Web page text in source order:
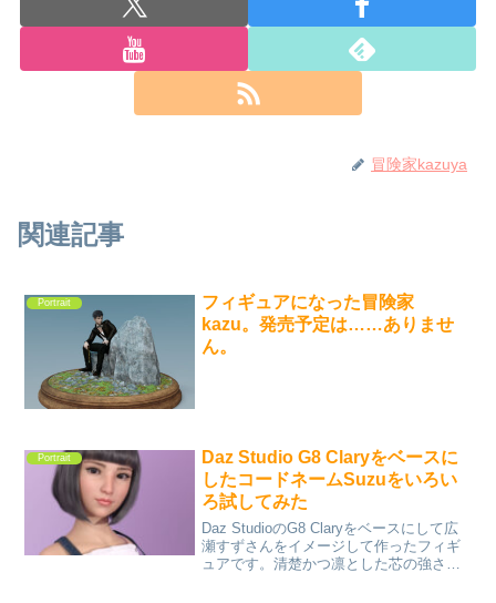
冒険家kazuya
関連記事
Portrait
フィギュアになった冒険家
kazu。発売予定は……ありませ
ん。
Portrait
Daz Studio G8 Claryをベースに
したコードネームSuzuをいろい
ろ試してみた
Daz StudioのG8 Claryをベースにして広
瀬すずさんをイメージして作ったフィギ
ュアです。清楚かつ凛とした芯の強さ。